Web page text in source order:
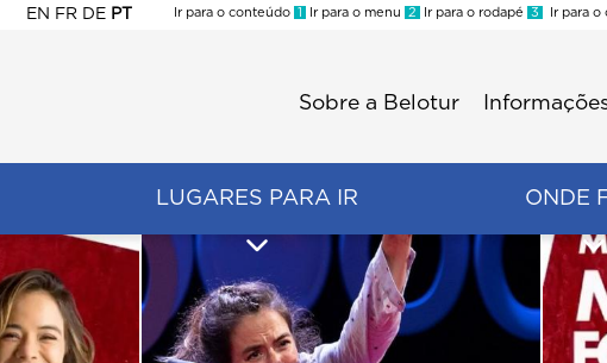
EN FR DE PT
Ir para o conteúdo 1 Ir para o menu 2 Ir para o rodapé 3 Ir para o
Sobre a Belotur
LUGARES PARA IR ONDE